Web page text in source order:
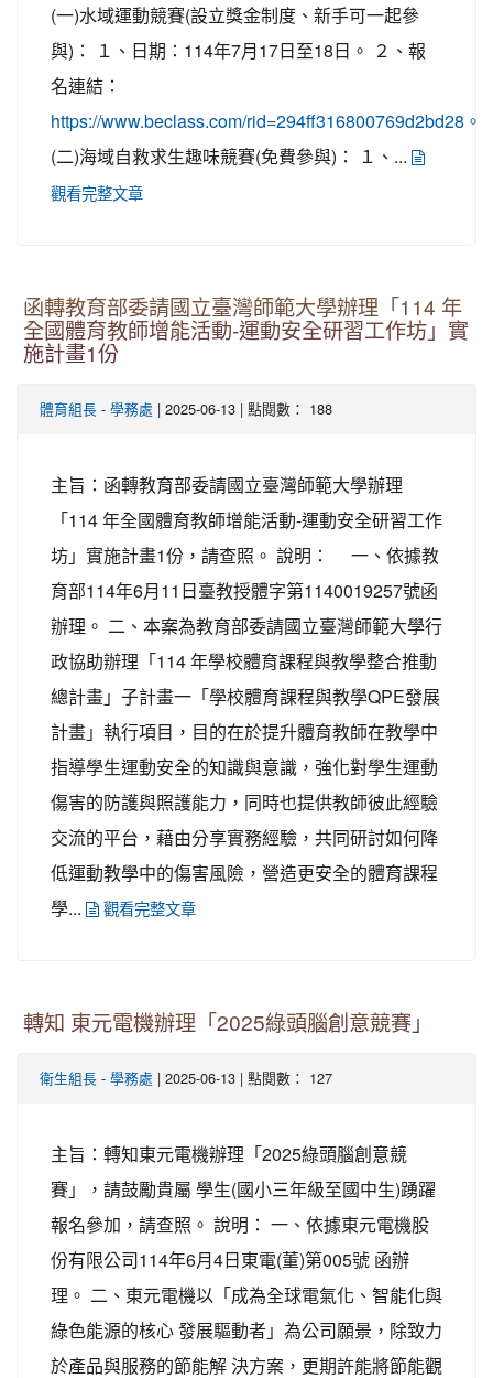
(一)水域運動競賽(設立獎金制度、新手可一起參
與)： １、日期：114年7月17日至18日。 ２、報
名連結：
https://www.beclass.com/rid=294ff316800769d2bd28。
(二)海域自救求生趣味競賽(免費參與)： １、...
觀看完整文章
函轉教育部委請國立臺灣師範大學辦理「114 年
全國體育教師增能活動-運動安全研習工作坊」實
施計畫1份
體育組長 - 學務處 | 2025-06-13 | 點閱數： 188
主旨：函轉教育部委請國立臺灣師範大學辦理
「114 年全國體育教師增能活動-運動安全研習工作
坊」實施計畫1份，請查照。 說明： 一、依據教
育部114年6月11日臺教授體字第1140019257號函
辦理。 二、本案為教育部委請國立臺灣師範大學行
政協助辦理「114 年學校體育課程與教學整合推動
總計畫」子計畫一「學校體育課程與教學QPE發展
計畫」執行項目，目的在於提升體育教師在教學中
指導學生運動安全的知識與意識，強化對學生運動
傷害的防護與照護能力，同時也提供教師彼此經驗
交流的平台，藉由分享實務經驗，共同研討如何降
低運動教學中的傷害風險，營造更安全的體育課程
學...
觀看完整文章
轉知 東元電機辦理「2025綠頭腦創意競賽」
衛生組長 - 學務處 | 2025-06-13 | 點閱數： 127
主旨：轉知東元電機辦理「2025綠頭腦創意競
賽」，請鼓勵貴屬 學生(國小三年級至國中生)踴躍
報名參加，請查照。 說明： 一、依據東元電機股
份有限公司114年6月4日東電(董)第005號 函辦
理。 二、東元電機以「成為全球電氣化、智能化與
綠色能源的核心 發展驅動者」為公司願景，除致力
於產品與服務的節能解 決方案，更期許能將節能觀